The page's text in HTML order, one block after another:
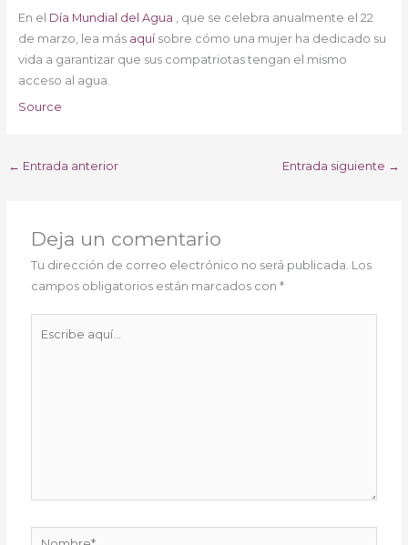
En el Día Mundial del Agua , que se celebra anualmente el 22
de marzo, lea más aquísobre cómo una mujer ha dedicado su
vida a garantizar que sus compatriotas tengan el mismo
acceso al agua.
Source
← Entrada anterior Entrada siguiente →
Deja un comentario
Tu dirección de correo electrónico no será publicada. Los
campos obligatorios están marcados con*
Nombre*